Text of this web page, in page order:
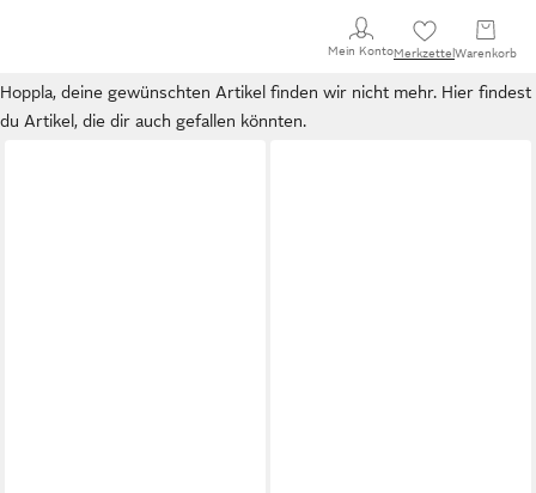
Mein KontoMerkzettel Warenkorb
Hoppla, deine gewünschten Artikel finden wir nicht mehr. Hier findest
du Artikel, die dir auch gefallen könnten.